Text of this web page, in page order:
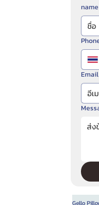
name
Email
Gello